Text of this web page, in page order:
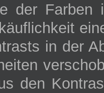
der Farben
in der
den